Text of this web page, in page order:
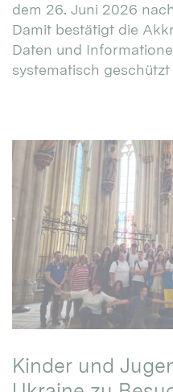
dem 26. Juni 2026
Damit bestätigt die
Daten und
systematisch geschützt
Kinder und